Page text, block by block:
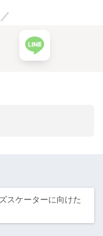
スケーターに向けた